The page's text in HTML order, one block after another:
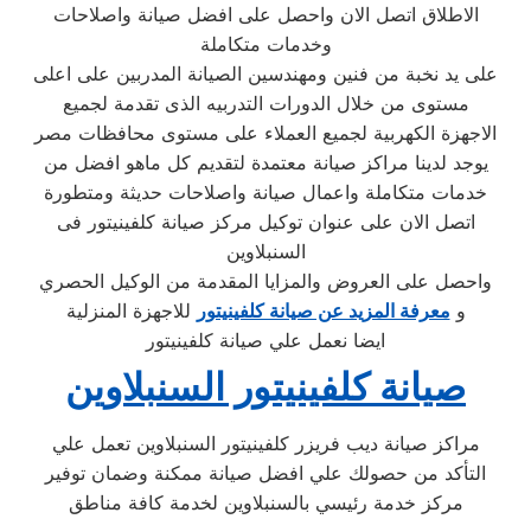
الاطلاق اتصل الان واحصل على افضل صيانة واصلاحات
وخدمات متكاملة
على يد نخبة من فنين ومهندسين الصيانة المدربين على اعلى
مستوى من خلال الدورات التدربيه الذى تقدمة لجميع
الاجهزة الكهربية لجميع العملاء على مستوى محافظات مصر
يوجد لدينا مراكز صيانة معتمدة لتقديم كل ماهو افضل من
خدمات متكاملة واعمال صيانة واصلاحات حديثة ومتطورة
اتصل الان على عنوان توكيل مركز صيانة كلفينيتور فى
السنبلاوين
واحصل على العروض والمزايا المقدمة من الوكيل الحصري
و معرفة المزيد عن صيانة كلفينيتور للاجهزة المنزلية
ايضا نعمل علي صيانة كلفينيتور
صيانة كلفينيتور السنبلاوين
مراكز صيانة ديب فريزر كلفينيتور السنبلاوين تعمل علي
التأكد من حصولك علي افضل صيانة ممكنة وضمان توفير
مركز خدمة رئيسي بالسنبلاوين لخدمة كافة مناطق